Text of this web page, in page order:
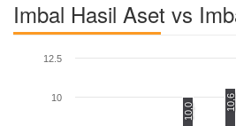
Imbal Hasil Aset vs
10,0 10,6
10
12.5